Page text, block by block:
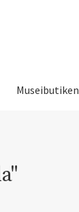
Museibutiken